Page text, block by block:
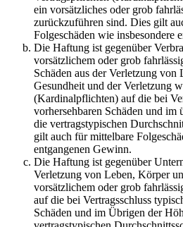
ein vorsätzliches oder grob
zurückzuführen sind. Dies gilt
Folgeschäden wie insbesondere
Die Haftung ist gegenüber
vorsätzlichem oder grob
Schäden aus der Verletzung
Gesundheit und der Verletzung
(Kardinalpflichten) auf die bei
vorhersehbaren Schäden und im
die vertragstypischen
gilt auch für mittelbare
entgangenen Gewinn.
Die Haftung ist gegenüber
Verletzung von Leben, Körper
vorsätzlichem oder grob
auf die bei Vertragsschluss
Schäden und im Übrigen der